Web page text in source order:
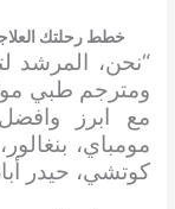
خطط رحلتك
“نحن، المرشد
ومترجم طبي
مع ابرز
مومباي،
كوتشي، حيدر